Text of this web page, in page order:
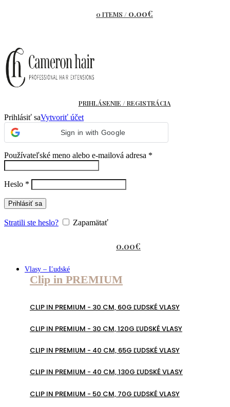
0 ITEMS / 0.00€
PRIHLÁSENIE / REGISTRÁCIA
Prihlásiť saVytvoriť účet
Sign in with Google
Používateľské meno alebo e-mailová adresa *
Heslo * Povinné
Prihlásiť sa
Stratili ste heslo? Zapamätať
0.00€
Vlasy – Ľudské
Clip in PREMIUM
CLIP IN PREMIUM - 30 CM, 60G ĽUDSKÉ VLASY
CLIP IN PREMIUM - 30 CM, 120G ĽUDSKÉ VLASY
CLIP IN PREMIUM - 40 CM, 65G ĽUDSKÉ VLASY
CLIP IN PREMIUM - 40 CM, 130G ĽUDSKÉ VLASY
CLIP IN PREMIUM - 50 CM, 70G ĽUDSKÉ VLASY